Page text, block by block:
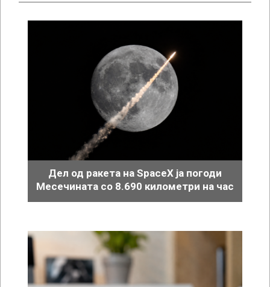
Дел од ракета на SpaceX ја погоди
Месечината со 8.690 километри на час